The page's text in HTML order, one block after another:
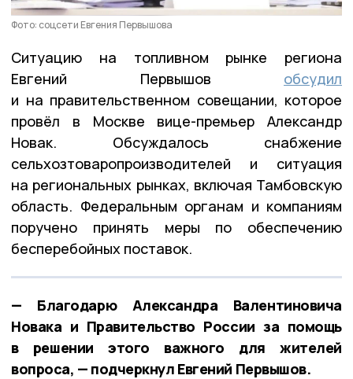
Фото: соцсети Евгения Первышова
Ситуацию на топливном рынке региона
Евгений Первышов обсудил
и на правительственном совещании, которое
провёл в Москве вице-премьер Александр
Новак. Обсуждалось снабжение
сельхозтоваропроизводителей и ситуация
на региональных рынках, включая Тамбовскую
область. Федеральным органам и компаниям
поручено принять меры по обеспечению
бесперебойных поставок.
— Благодарю Александра Валентиновича
Новака и Правительство России за помощь
в решении этого важного для жителей
вопроса, — подчеркнул Евгений Первышов.